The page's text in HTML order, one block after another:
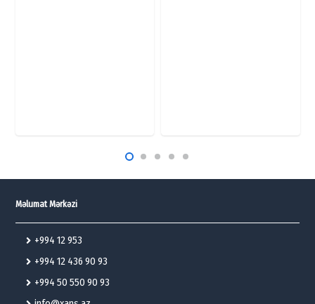
Məlumat Mərkəzi
+994 12 953
+994 12 436 90 93
+994 50 550 90 93